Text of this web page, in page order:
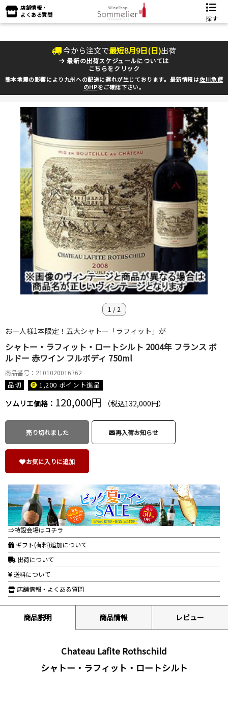
店舗情報・
よくある質問
探す
今から注文で最短8月9日(日)出荷
最新の出荷スケジュールについては
こちらをクリック
熊本地震の影響により九州への配送に遅れが生じております。最新情報は佐川急便
のHPをご確認下さい。
1 / 2
お一人様1本限定！五大シャトー「ラフィット」が
シャトー・ラフィット・ロートシルト 2004年 フランス ボ
ルドー 赤ワイン フルボディ 750ml
商品番号：2101020016762
品切 1,200 ポイント進呈
ソムリエ価格： 120,000円 （税込132,000円）
売り切れました 再入荷お知らせ
お気に入りに追加
⇒特設会場はコチラ
ギフト(有料)追加について
出荷について
送料について
店舗情報・よくある質問
商品説明 商品情報 レビュー
Chateau Lafite Rothschild
シャトー・ラフィット・ロートシルト